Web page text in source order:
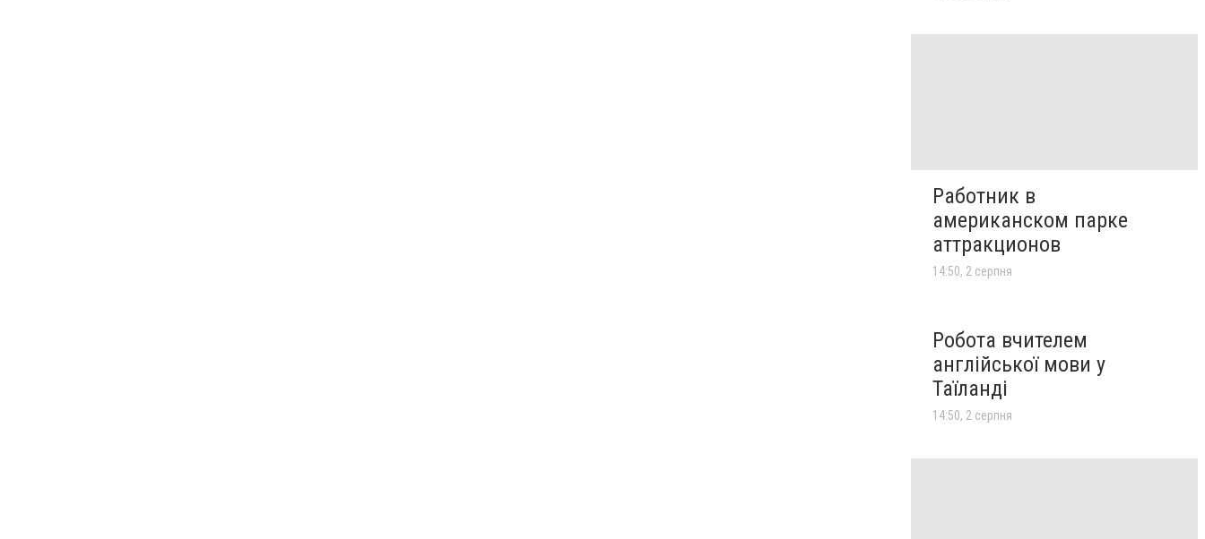
Работник в
американском парке
аттракционов
14:50, 2 серпня
Робота вчителем
англійської мови у
Таїланді
14:50, 2 серпня